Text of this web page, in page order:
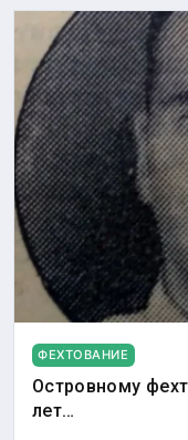
ФЕХТОВАНИЕ
Островному
лет…